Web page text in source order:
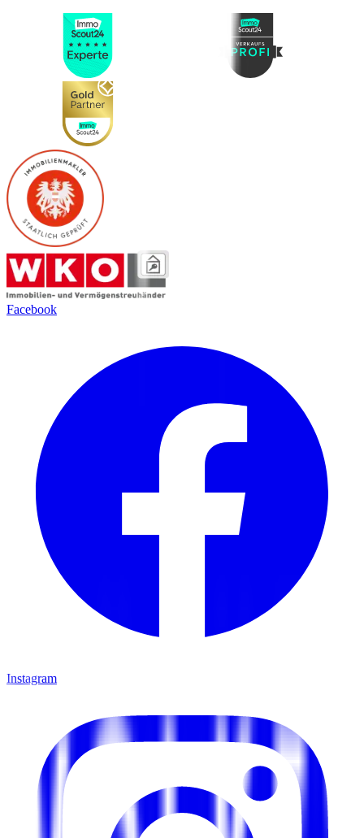
Facebook
Instagram